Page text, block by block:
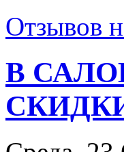
Отзывов
В